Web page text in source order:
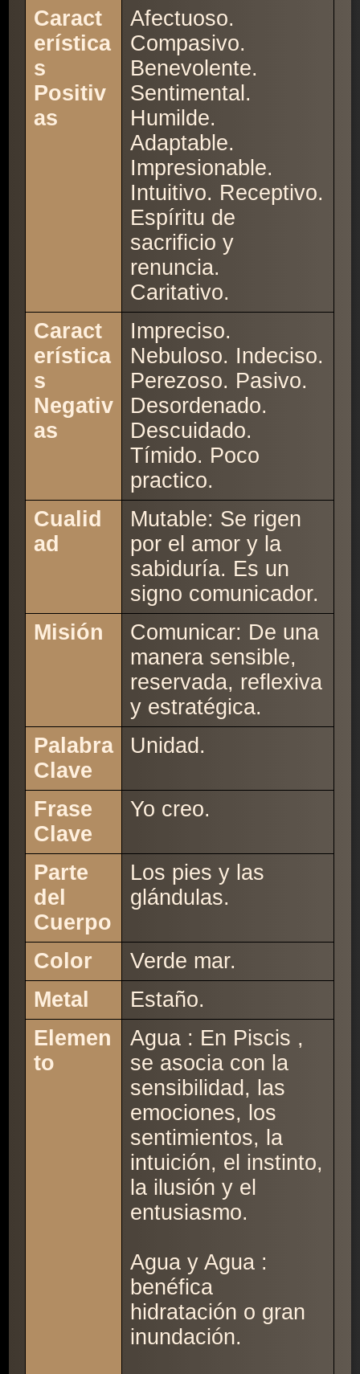
Caract
erística
s
Positiv
as
Afectuoso.
Compasivo.
Benevolente.
Sentimental.
Humilde.
Adaptable.
Impresionable.
Intuitivo. Receptivo.
Espíritu de
sacrificio y
renuncia.
Caritativo.
Caract
erística
s
Negativ
as
Impreciso.
Nebuloso. Indeciso.
Perezoso. Pasivo.
Desordenado.
Descuidado.
Tímido. Poco
practico.
Cualid
ad
Mutable: Se rigen
por el amor y la
sabiduría. Es un
signo comunicador.
Misión
Comunicar: De una
manera sensible,
reservada, reflexiva
y estratégica.
Palabra
Clave
Unidad.
Frase
Clave
Yo creo.
Parte
del
Cuerpo
Los pies y las
glándulas.
Color
Verde mar.
Metal
Estaño.
Elemen
to
Agua : En Piscis ,
se asocia con la
sensibilidad, las
emociones, los
sentimientos, la
intuición, el instinto,
la ilusión y el
entusiasmo.
Agua y Agua :
benéfica
hidratación o gran
inundación.